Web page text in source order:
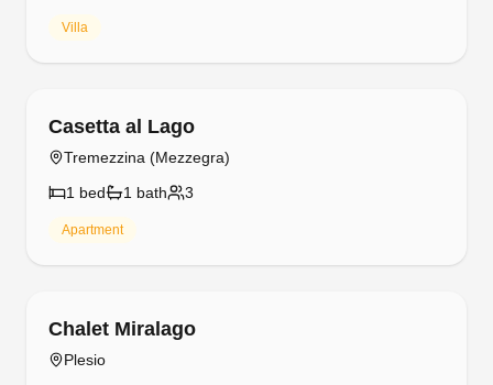
Villa
Casetta al Lago
Tremezzina (Mezzegra)
1 bed 1 bath 3
Apartment
Chalet Miralago
Plesio